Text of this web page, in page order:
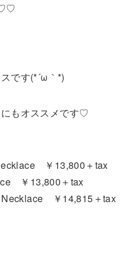
です(*´ω｀*)
もオススメです♡
￥13,800＋tax
￥13,800＋tax
￥14,815＋tax